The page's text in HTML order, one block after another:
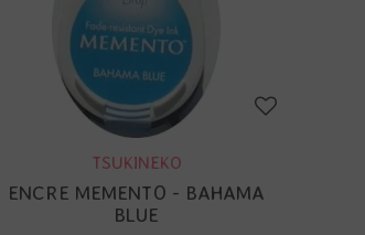
TSUKINEKO
ENCRE MEMENTO - BAHAMA
BLUE